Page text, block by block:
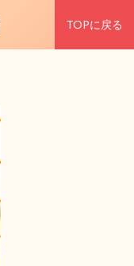
TOPに戻る